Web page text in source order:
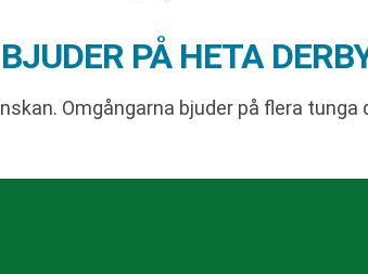
PÅ HETA
Omgångarna bjuder på flera tunga